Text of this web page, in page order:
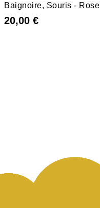
Baignoire, Souris - Rose
20,00 €